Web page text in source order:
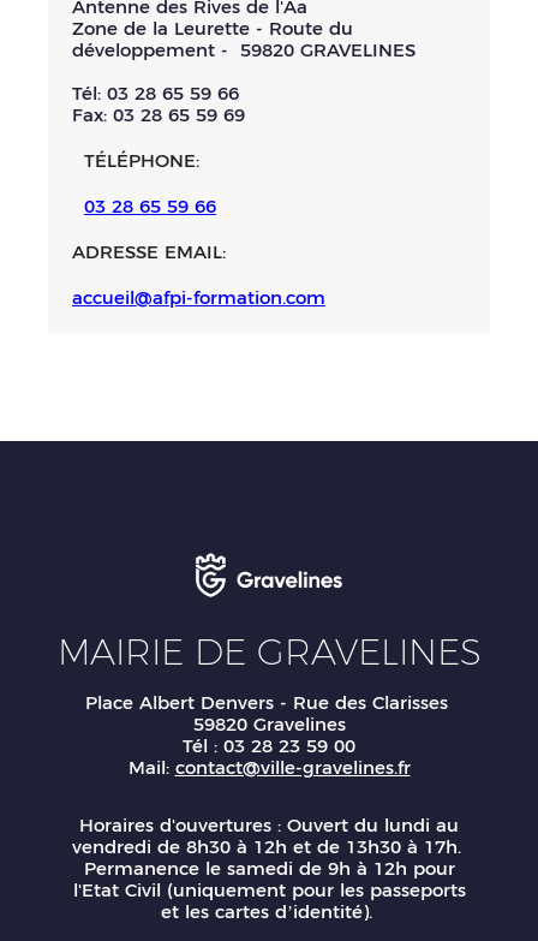
Antenne des Rives de l'Aa
Zone de la Leurette - Route du
développement - 59820 GRAVELINES
Tél: 03 28 65 59 66
Fax: 03 28 65 59 69
TÉLÉPHONE:
03 28 65 59 66
ADRESSE EMAIL:
accueil@afpi-formation.com
MAIRIE DE GRAVELINES
Place Albert Denvers - Rue des Clarisses
59820 Gravelines
Tél : 03 28 23 59 00
Mail: contact@ville-gravelines.fr
Horaires d'ouvertures : Ouvert du lundi au
vendredi de 8h30 à 12h et de 13h30 à 17h.
Permanence le samedi de 9h à 12h pour
l'Etat Civil (uniquement pour les passeports
et les cartes d’identité).